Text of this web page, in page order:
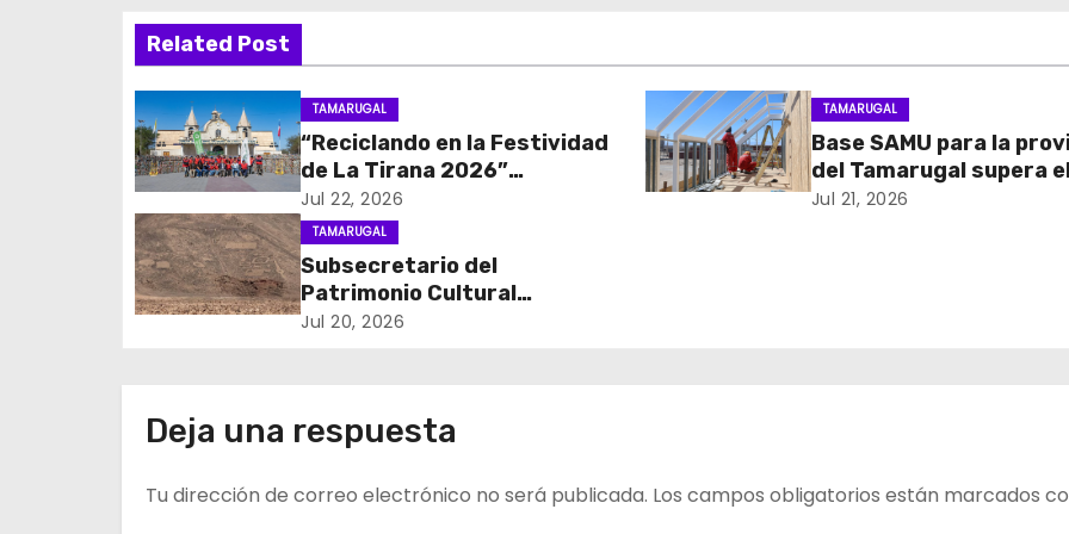
e
g
a
c
i
ó
e
e
Related Post
TAMARUGAL
“Reciclando en la Festividad
de La Tirana 2026”
recupera cerca de cuatro
toneladas de residuos
Jul 22, 2026
TAMARUGAL
Base SAMU para la
del Tamarugal supera
60% de avance en su
Jul 21, 2026
TAMARUGAL
Subsecretario del
Patrimonio Cultural
destacó atributos de
Jul 20, 2026
Deja una respuesta
Tu dirección de correo electrónico no será publicada. Los campos obligatorios están marcados